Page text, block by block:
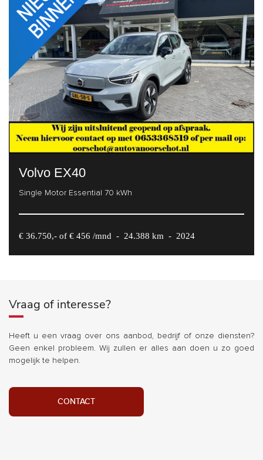
Volvo EX40
Single Motor Essential 70 kWh
€ 36.750,- of € 456 /mnd - 24.388 km - 2024
Vraag of interesse?
Heeft u een vraag over ons aanbod, bedrijf of onze diensten?
Geen enkel probleem. Wij zullen er alles aan doen u zo goed
mogelijk te helpen.
CONTACT